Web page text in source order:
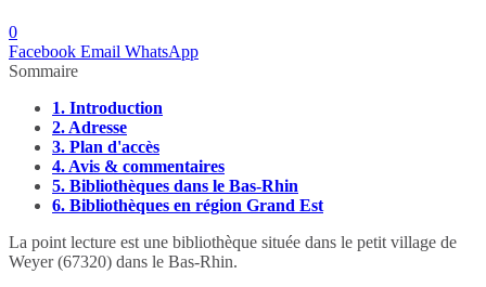
0
Facebook Email WhatsApp
Sommaire
1. Introduction
2. Adresse
3. Plan d'accès
4. Avis & commentaires
5. Bibliothèques dans le Bas-Rhin
6. Bibliothèques en région Grand Est
La point lecture est une bibliothèque située dans le petit village de
Weyer (67320) dans le Bas-Rhin.